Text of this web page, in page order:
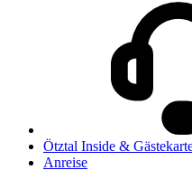
Ötztal Inside &
Anreise